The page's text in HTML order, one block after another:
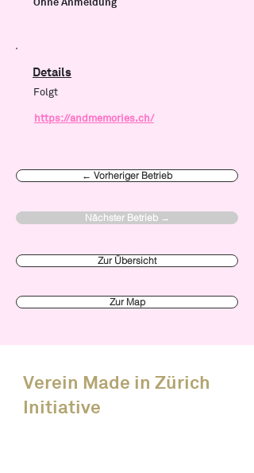
Details
Folgt
https://andmemories.ch/
← Vorheriger Betrieb
Nächster Betrieb →
Zur Übersicht
Zur Map
Verein Made in Zürich
Initiative